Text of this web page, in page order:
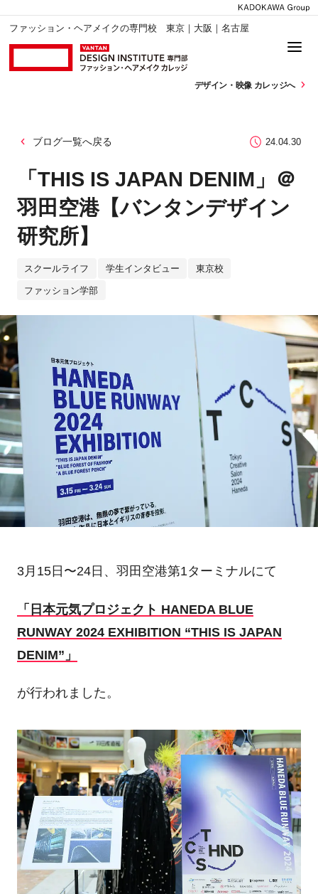
ファッション・ヘアメイクの専門校 東京｜大阪｜名古屋
デザイン・ 映像 カレッジへ
ブログ一覧へ戻る 24.04.30
「THIS IS JAPAN DENIM」＠
羽田空港【バンタンデザイン
研究所】
スクールライフ 学生インタビュー 東京校
ファッション学部
3月15日 〜24日、羽田空港第1ターミナルにて
「日本元気プロジェクト HANEDA BLUE
RUNWAY 2024 EXHIBITION “THIS IS JAPAN
DENIM”」
が行われました。